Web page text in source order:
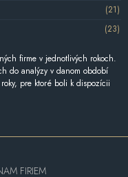
(21)
(23)
firme v jednotlivých rokoch.
do analýzy v danom období
pre ktoré boli k dispozícii
FIRIEM